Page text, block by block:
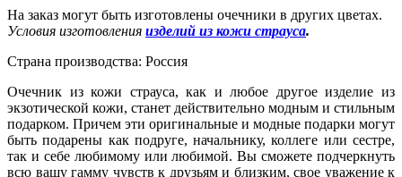
На заказ могут быть изготовлены очечники в других цветах.
Условия изготовления изделий из кожи страуса.
Страна производства: Россия
Очечник из кожи страуса, как и любое другое изделие из
экзотической кожи, станет действительно модным и стильным
подарком. Причем эти оригинальные и модные подарки могут
быть подарены как подруге, начальнику, коллеге или сестре,
так и себе любимому или любимой. Вы сможете подчеркнуть
всю вашу гамму чувств к друзьям и близким, свое уважение к